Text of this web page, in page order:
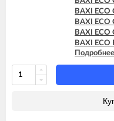
BAXI ECO
BAXI ECO
BAXI ECO
BAXI ECO
BAXI ECO
BAXI ECO
BAXI ECO
BAXI ECO
BAXI
Подробнее